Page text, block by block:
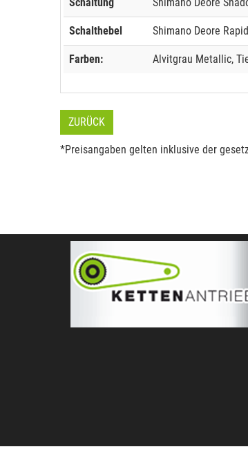
Schalthebel Shimano Deore
Farben: Alvitgrau Metallic,
ZURÜCK
*Preisangaben gelten inklusive der